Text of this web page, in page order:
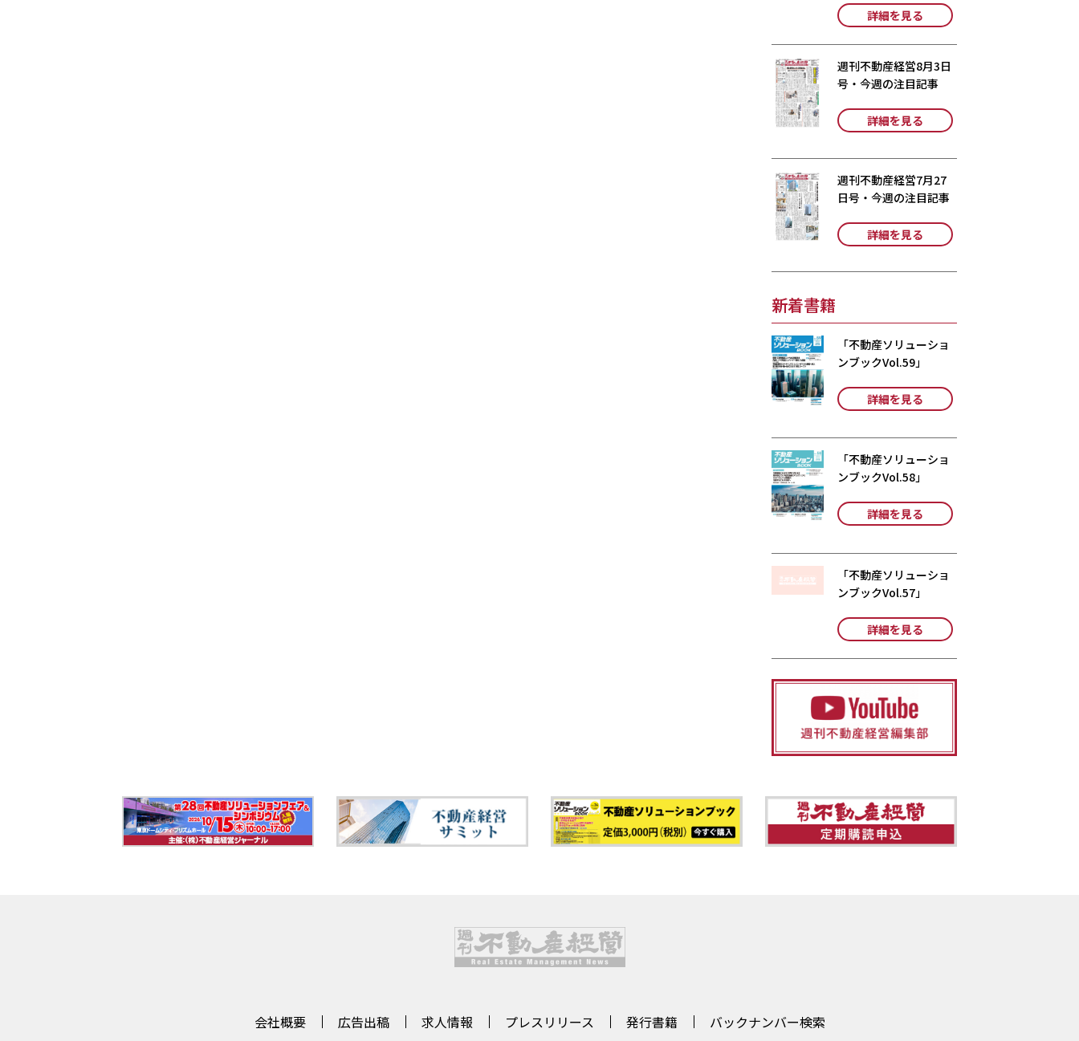
詳細を見る
週刊不動産経営8月3日
号・今週の注目記事
詳細を見る
週刊不動産経営7月27
日号・今週の注目記事
詳細を見る
新着書籍
「不動産ソリューショ
ンブックVol.59」
詳細を見る
「不動産ソリューショ
ンブックVol.58」
詳細を見る
「不動産ソリューショ
ンブックVol.57」
詳細を見る
会社概要 広告出稿 求人情報 プレスリリース 発行書籍 バックナンバー検索